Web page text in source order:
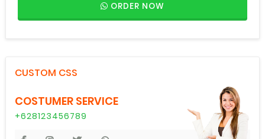
ORDER NOW
CUSTOM CSS
COSTUMER SERVICE
+628123456789